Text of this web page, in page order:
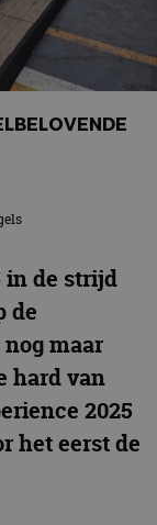
in de strijd
de
maar
hard van
2025
het eerst de